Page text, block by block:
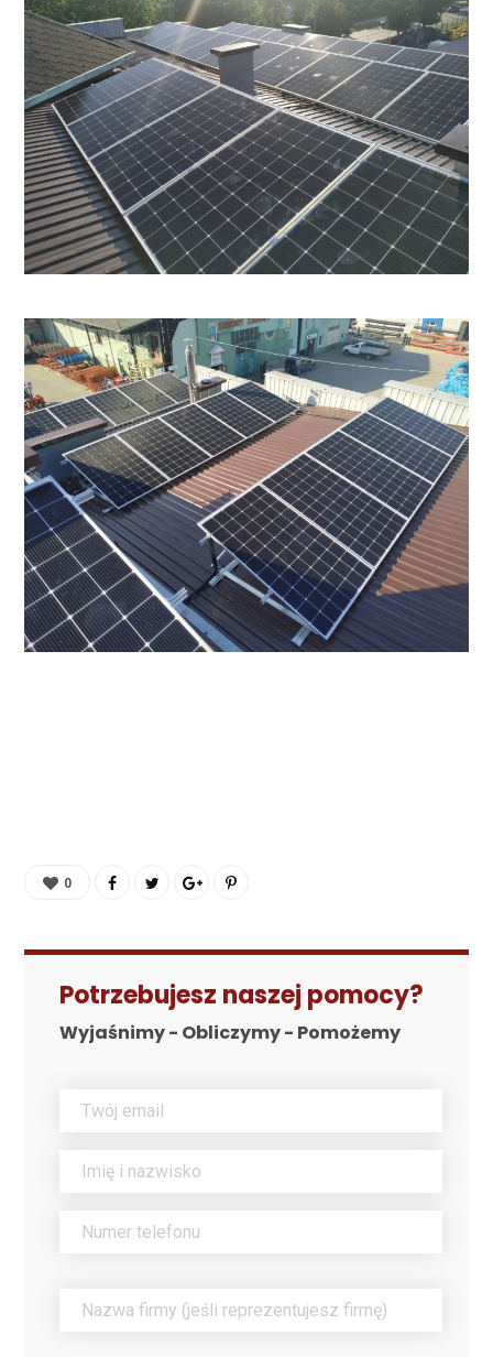
0
Potrzebujesz naszej pomocy?
Wyjaśnimy - Obliczymy - Pomożemy